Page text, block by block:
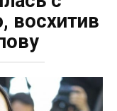
восхитив